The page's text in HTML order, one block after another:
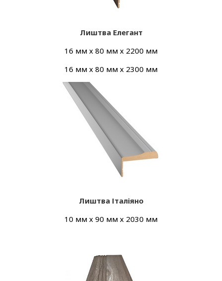
Лиштва Елегант
16 мм х 80 мм х 2200 мм
16 мм х 80 мм х 2300 мм
Лиштва Італіяно
10 мм х 90 мм х 2030 мм